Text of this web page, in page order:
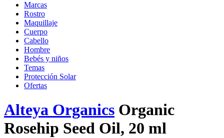
Marcas
Rostro
Maquillaje
Cuerpo
Cabello
Hombre
Bebés y niños
Temas
Protección Solar
Ofertas
Alteya Organics Organic
Rosehip Seed Oil, 20 ml